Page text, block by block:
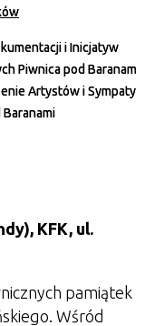
i Inicjatyw
Piwnica pod Baranami,
Artystów i
KFK, ul.
pamiątek
Wśród